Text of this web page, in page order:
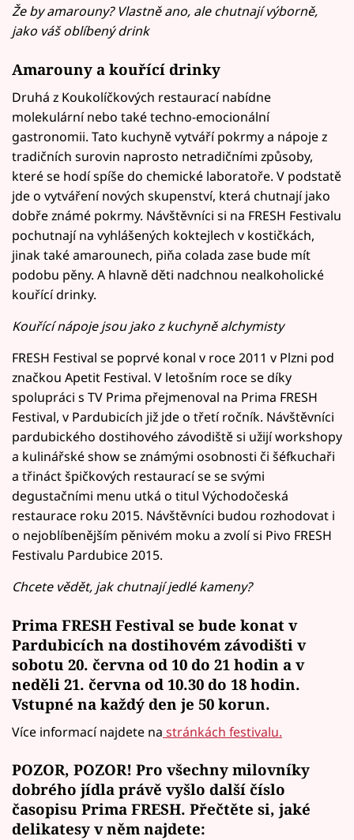
Že by amarouny? Vlastně ano, ale chutnají výborně,
jako váš oblíbený drink
Amarouny a kouřící drinky
Druhá z Koukolíčkových restaurací nabídne
molekulární nebo také techno-emocionální
gastronomii. Tato kuchyně vytváří pokrmy a nápoje z
tradičních surovin naprosto netradičními způsoby,
které se hodí spíše do chemické laboratoře. V podstatě
jde o vytváření nových skupenství, která chutnají jako
dobře známé pokrmy. Návštěvníci si na FRESH Festivalu
pochutnají na vyhlášených koktejlech v kostičkách,
jinak také amarounech, piňa colada zase bude mít
podobu pěny. A hlavně děti nadchnou nealkoholické
kouřící drinky.
Kouřící nápoje jsou jako z kuchyně alchymisty
FRESH Festival se poprvé konal v roce 2011 v Plzni pod
značkou Apetit Festival. V letošním roce se díky
spolupráci s TV Prima přejmenoval na Prima FRESH
Festival, v Pardubicích již jde o třetí ročník. Návštěvníci
pardubického dostihového závodiště si užijí workshopy
a kulinářské show se známými osobnosti či šéfkuchaři
a třináct špičkových restaurací se se svými
degustačními menu utká o titul Východočeská
restaurace roku 2015. Návštěvníci budou rozhodovat i
o nejoblíbenějším pěnivém moku a zvolí si Pivo FRESH
Festivalu Pardubice 2015.
Chcete vědět, jak chutnají jedlé kameny?
Prima FRESH Festival se bude konat v
Pardubicích na dostihovém závodišti v
sobotu 20. června od 10 do 21 hodin a v
neděli 21. června od 10.30 do 18 hodin.
Vstupné na každý den je 50 korun.
Více informací najdete na stránkách festivalu.
POZOR, POZOR! Pro všechny milovníky
dobrého jídla právě vyšlo další číslo
časopisu Prima FRESH. Přečtěte si, jaké
delikatesy v něm najdete: